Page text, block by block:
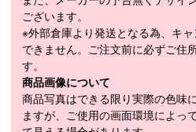
RADIUS（m）
176cm（
WEIGHT（1/2g）
モデル年
ございます。
※外部倉庫より発送となる為、キ
できません。ご注文前に必ずご住
す。
商品画像について
商品写真はできる限り実際の色味
ますが、ご使用の画面環境によっ